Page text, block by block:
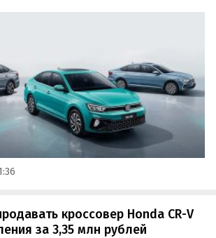
кроссовер Honda CR-V
за 3,35 млн рублей